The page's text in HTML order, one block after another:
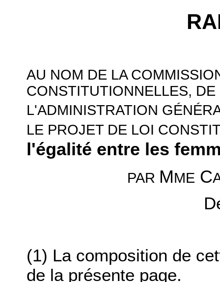
AU NOM DE LA
CONSTITUTIONNELLES,
L'ADMINISTRATION
LE PROJET DE LOI
l'égalité entre les
PAR MME C
(1) La composition de
de la présente page.